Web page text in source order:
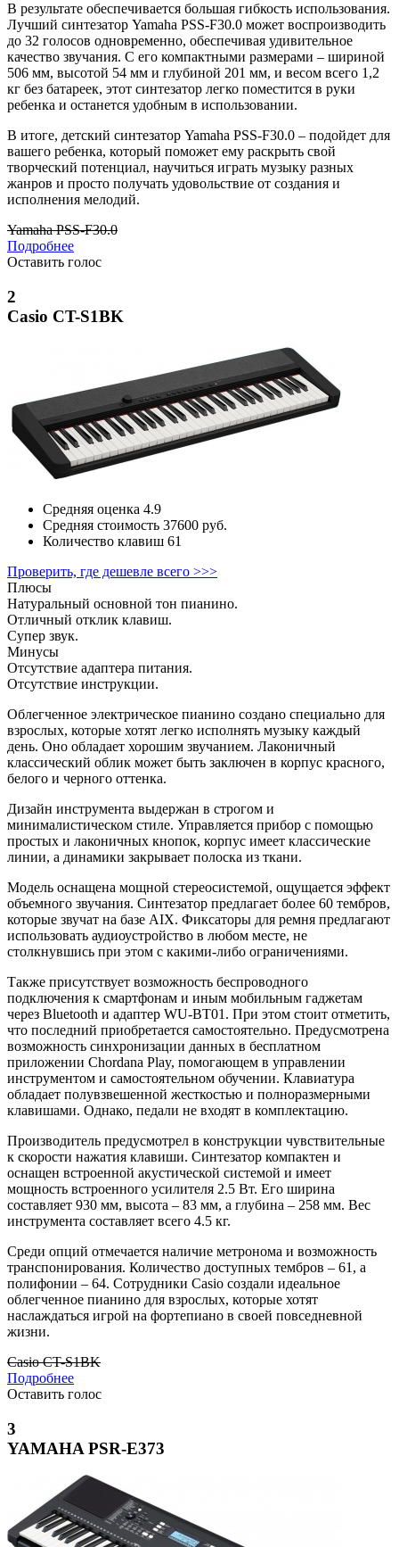
В результате обеспечивается большая гибкость использования.
Лучший синтезатор Yamaha PSS-F30.0 может воспроизводить
до 32 голосов одновременно, обеспечивая удивительное
качество звучания. С его компактными размерами – шириной
506 мм, высотой 54 мм и глубиной 201 мм, и весом всего 1,2
кг без батареек, этот синтезатор легко поместится в руки
ребенка и останется удобным в использовании.
В итоге, детский синтезатор Yamaha PSS-F30.0 – подойдет для
вашего ребенка, который поможет ему раскрыть свой
творческий потенциал, научиться играть музыку разных
жанров и просто получать удовольствие от создания и
исполнения мелодий.
Yamaha PSS-F30.0
Подробнее
Оставить голос
2
Casio CT-S1BK
Средняя оценка 4.9
Средняя стоимость 37600 руб.
Количество клавиш 61
Проверить, где дешевле всего >>>
Плюсы
Натуральный основной тон пианино.
Отличный отклик клавиш.
Супер звук.
Минусы
Отсутствие адаптера питания.
Отсутствие инструкции.
Облегченное электрическое пианино создано специально для
взрослых, которые хотят легко исполнять музыку каждый
день. Оно обладает хорошим звучанием. Лаконичный
классический облик может быть заключен в корпус красного,
белого и черного оттенка.
Дизайн инструмента выдержан в строгом и
минималистическом стиле. Управляется прибор с помощью
простых и лаконичных кнопок, корпус имеет классические
линии, а динамики закрывает полоска из ткани.
Модель оснащена мощной стереосистемой, ощущается эффект
объемного звучания. Синтезатор предлагает более 60 тембров,
которые звучат на базе AIX. Фиксаторы для ремня предлагают
использовать аудиоустройство в любом месте, не
столкнувшись при этом с какими-либо ограничениями.
Также присутствует возможность беспроводного
подключения к смартфонам и иным мобильным гаджетам
через Bluetooth и адаптер WU-BT01. При этом стоит отметить,
что последний приобретается самостоятельно. Предусмотрена
возможность синхронизации данных в бесплатном
приложении Chordana Play, помогающем в управлении
инструментом и самостоятельном обучении. Клавиатура
обладает полувзвешенной жесткостью и полноразмерными
клавишами. Однако, педали не входят в комплектацию.
Производитель предусмотрел в конструкции чувствительные
к скорости нажатия клавиши. Синтезатор компактен и
оснащен встроенной акустической системой и имеет
мощность встроенного усилителя 2.5 Вт. Его ширина
составляет 930 мм, высота – 83 мм, а глубина – 258 мм. Вес
инструмента составляет всего 4.5 кг.
Среди опций отмечается наличие метронома и возможность
транспонирования. Количество доступных тембров – 61, а
полифонии – 64. Сотрудники Casio создали идеальное
облегченное пианино для взрослых, которые хотят
наслаждаться игрой на фортепиано в своей повседневной
жизни.
Casio CT-S1BK
Подробнее
Оставить голос
3
YAMAHA PSR-E373